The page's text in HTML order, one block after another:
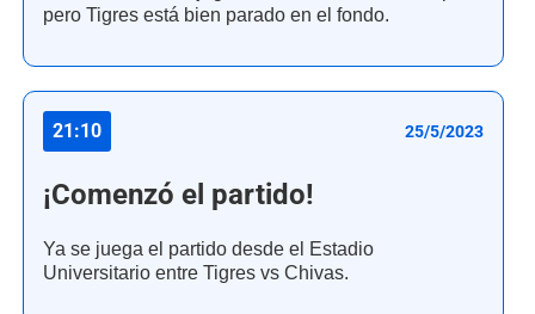
pero Tigres está bien parado en el fondo.
21:10 25/5/2023
¡Comenzó el partido!
Ya se juega el partido desde el Estadio
Universitario entre Tigres vs Chivas.